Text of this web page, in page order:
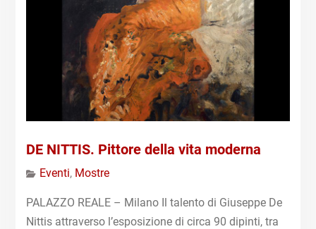
DE NITTIS. Pittore della vita moderna
Eventi, Mostre
PALAZZO REALE – Milano Il talento di Giuseppe De
Nittis attraverso l’esposizione di circa 90 dipinti, tra